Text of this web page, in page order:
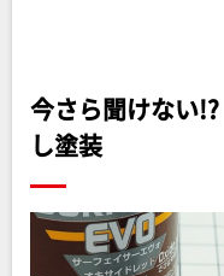
今さら聞けない
し塗装